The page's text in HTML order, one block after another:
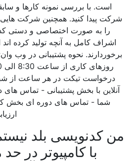
است. با بررسی نمونه کارها و
شرکت پیدا کنید. همچنین شرکت هایی
را به صورت اختصاصی و دستی کد
اشراف کامل به آنچه تولید کرده اند
برخوردارند. نحوه پشتیبانی در وب
درخواست تیکت در هر ساعت از
آنلاین با بخش پشتیبانی - تماس های
شما - تماس های دوره ای بخش
من کدنویسی بلد
با کامپیوتر در